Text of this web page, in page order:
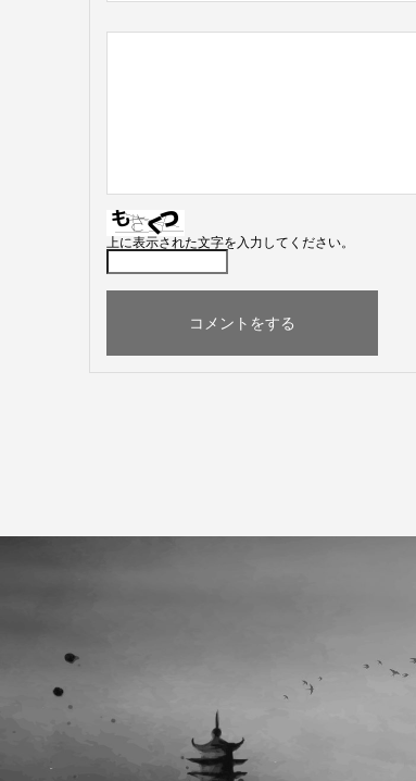
上に表示された文字を入力してください。